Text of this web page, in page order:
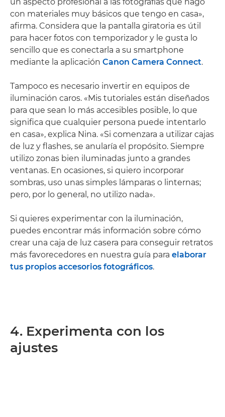
con materiales muy básicos que tengo en casa»,
afirma. Considera que la pantalla giratoria es útil
para hacer fotos con temporizador y le gusta lo
sencillo que es conectarla a su smartphone
mediante la aplicación Canon Camera Connect.
Tampoco es necesario invertir en equipos de
iluminación caros. «Mis tutoriales están diseñados
para que sean lo más accesibles posible, lo que
significa que cualquier persona puede intentarlo
en casa», explica Nina. «Si comenzara a utilizar cajas
de luz y flashes, se anularía el propósito. Siempre
utilizo zonas bien iluminadas junto a grandes
ventanas. En ocasiones, si quiero incorporar
sombras, uso unas simples lámparas o linternas;
pero, por lo general, no utilizo nada».
Si quieres experimentar con la iluminación,
puedes encontrar más información sobre cómo
crear una caja de luz casera para conseguir retratos
más favorecedores en nuestra guía para elaborar
tus propios accesorios fotográficos.
4. Experimenta con los
ajustes